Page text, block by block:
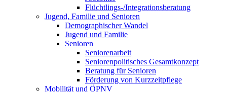
Flüchtlings-/Integrationsberatung
Jugend, Familie und Senioren
Demographischer Wandel
Jugend und Familie
Senioren
Seniorenarbeit
Seniorenpolitisches Gesamtkonzept
Beratung für Senioren
Förderung von Kurzzeitpflege
Mobilität und ÖPNV